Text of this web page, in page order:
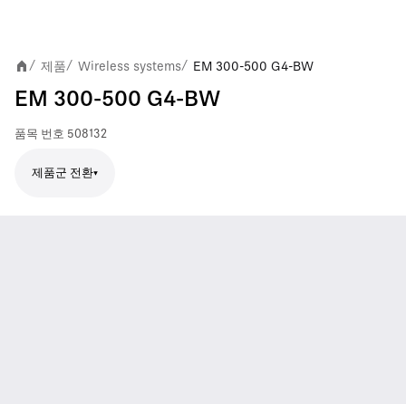
/ 제품/ Wireless systems/ EM 300-500 G4-BW
EM 300-500 G4-BW
품목 번호 508132
제품군 전환